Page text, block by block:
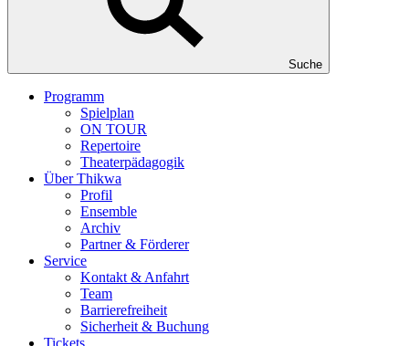
Suche
Programm
Spielplan
ON TOUR
Repertoire
Theaterpädagogik
Über Thikwa
Profil
Ensemble
Archiv
Partner & Förderer
Service
Kontakt & Anfahrt
Team
Barrierefreiheit
Sicherheit & Buchung